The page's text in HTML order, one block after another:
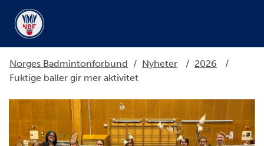
Norges Badmintonforbund / Nyheter / 2026
/
Fuktige baller gir mer aktivitet